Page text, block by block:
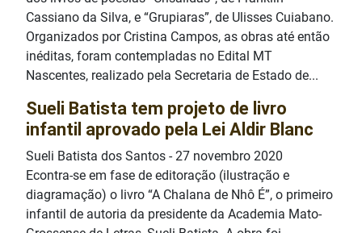
Cassiano da Silva, e “Grupiaras”, de Ulisses Cuiabano.
Organizados por Cristina Campos, as obras até então
inéditas, foram contempladas no Edital MT
Nascentes, realizado pela Secretaria de Estado de...
Sueli Batista tem projeto de livro
infantil aprovado pela Lei Aldir Blanc
Sueli Batista dos Santos -27 novembro 2020
Econtra-se em fase de editoração (ilustração e
diagramação) o livro “A Chalana de Nhô É”, o primeiro
infantil de autoria da presidente da Academia Mato-